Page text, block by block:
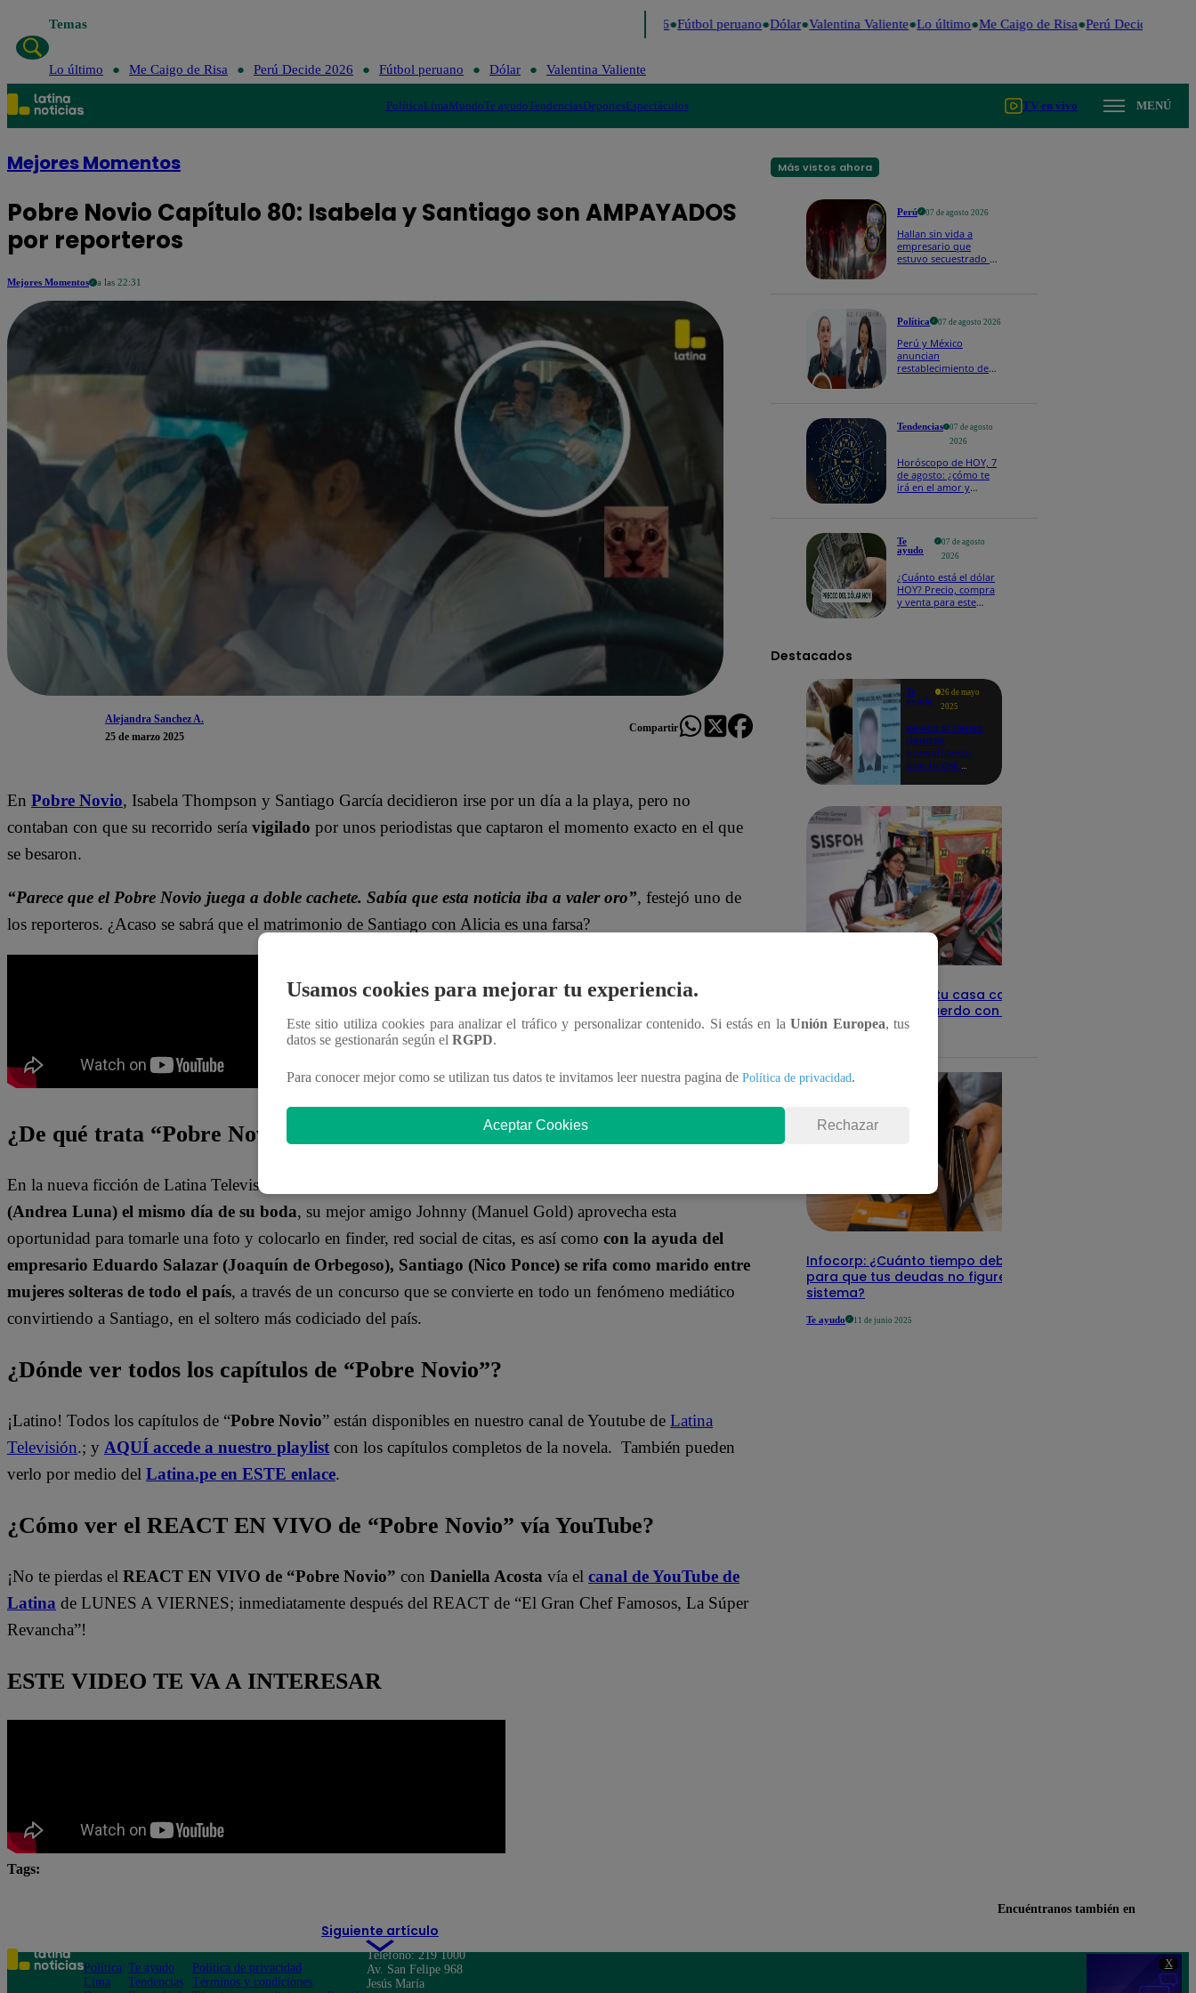
X
Temas Fútbol peruano Dólar Valentina Valiente Lo último Me Caigo de Risa Perú Decide 2026
Lo último Me Caigo de Risa Perú Decide 2026 Fútbol peruano Dólar Valentina Valiente
PolíticaLimaMundoTe ayudoTendenciasDeportesEspectáculos TV en vivo MENÚ
Mejores Momentos
Pobre Novio Capítulo 80: Isabela y Santiago son AMPAYADOS
por reporteros
Mejores Momentos a las 22:31
Alejandra Sanchez A.
25 de marzo 2025
Compartir
En Pobre Novio, Isabela Thompson y Santiago García decidieron irse por un día a la playa, pero no
contaban con que su recorrido sería vigilado por unos periodistas que captaron el momento exacto en el que
se besaron.
“Parece que el Pobre Novio juega a doble cachete. Sabía que esta noticia iba a valer oro”, festejó uno de
los reporteros. ¿Acaso se sabrá que el matrimonio de Santiago con Alicia es una farsa?
¿De qué trata “Pobre Novio” de Latina?
En la nueva ficción de Latina Televisión,
(Andrea Luna) el mismo día de su boda, su mejor amigo Johnny (Manuel Gold) aprovecha esta
oportunidad para tomarle una foto y colocarlo en finder, red social de citas, es así como con la ayuda del
empresario Eduardo Salazar (Joaquín de Orbegoso), Santiago (Nico Ponce) se rifa como marido entre
mujeres solteras de todo el país, a través de un concurso que se convierte en todo un fenómeno mediático
convirtiendo a Santiago, en el soltero más codiciado del país.
¿Dónde ver todos los capítulos de “Pobre Novio”?
¡Latino! Todos los capítulos de “Pobre Novio” están disponibles en nuestro canal de Youtube de Latina
Televisión.; y AQUÍ accede a nuestro playlist con los capítulos completos de la novela. También pueden
verlo por medio del Latina.pe en ESTE enlace.
¿Cómo ver el REACT EN VIVO de “Pobre Novio” vía YouTube?
¡No te pierdas el REACT EN VIVO de “Pobre Novio” con Daniella Acosta vía el canal de YouTube de
Latina de LUNES A VIERNES; inmediatamente después del REACT de “El Gran Chef Famosos, La Súper
Revancha”!
ESTE VIDEO TE VA A INTERESAR
Tags:
Siguiente artículo
Más vistos ahora
Perú 07 de agosto 2026
Hallan sin vida a
empresario que
estuvo secuestrado en
Política 07 de agosto 2026
Perú y México
anuncian
restablecimiento de
Tendencias
07 de agosto
2026
Horóscopo de HOY, 7
de agosto: ¿cómo te
irá en el amor y
Te
ayudo
07 de agosto
2026
¿Cuánto está el dólar
HOY? Precio, compra
y venta para este
Destacados
Te
ayudo
26 de mayo
2025
Revisa si tienes
deudas
consultando
con tu DNI:
Revisa con tu DNI si tu casa califica
como pobre, de acuerdo con el Sisfoh
Infocorp: ¿Cuánto tiempo debe pasar
para que tus deudas no figuren en su
sistema?
Te ayudo 11 de junio 2025
Usamos cookies para mejorar tu experiencia.
Este sitio utiliza cookies para analizar el tráfico y personalizar contenido. Si estás en laUnión Europea, tus
datos se gestionarán según el RGPD.
Para conocer mejor como se utilizan tus datos te invitamos leer nuestra pagina de Política de privacidad.
Aceptar Cookies Rechazar
Encuéntranos también en
Política
Lima
Te ayudo
Tendencias
Política de privacidad
Términos y condiciones
Teléfono: 219 1000
Av. San Felipe 968
Jesús María